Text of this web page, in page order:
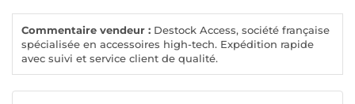
Commentaire vendeur : Destock Access, société française
spécialisée en accessoires high-tech. Expédition rapide
avec suivi et service client de qualité.